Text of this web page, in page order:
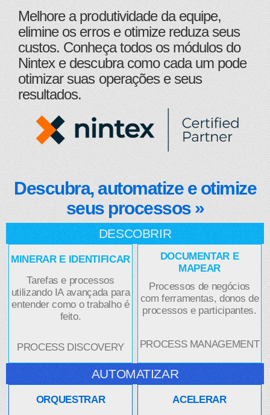
Melhore a produtividade da equipe,
elimine os erros e otimize reduza seus
custos. Conheça todos os módulos do
Nintex e descubra como cada um pode
otimizar suas operações e seus
resultados.
Descubra, automatize e otimize
seus processos »
DESCOBRIR
MINERAR E IDENTIFICAR
Tarefas e processos
utilizando IA avançada para
entender como o trabalho é
feito.
PROCESS DISCOVERY
DOCUMENTAR E
MAPEAR
Processos de negócios
com ferramentas, donos de
processos e participantes.
PROCESS MANAGEMENT
AUTOMATIZAR
ORQUESTRAR
ACELERAR